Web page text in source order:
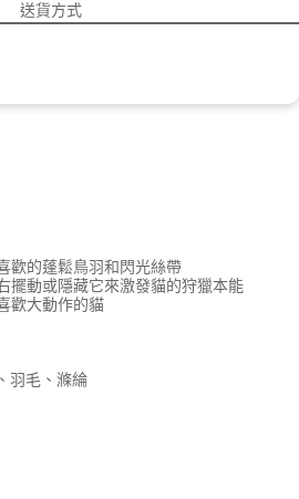
送貨方式
歡的蓬鬆鳥羽和閃光絲帶
擺動或隱藏它來激發貓的狩獵本能
歡大動作的貓
羽毛、滌綸